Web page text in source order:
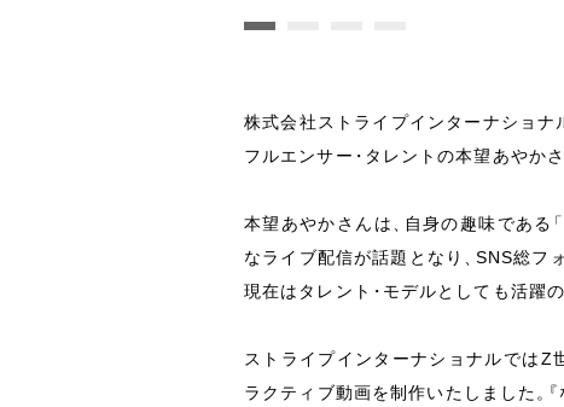
株式会社ストライプインターナショナ
フルエンサー・タレントの本望あやか
本望あやかさんは 、自身の趣味である「
なライブ配信が話題となり
、SNS総フ
現在はタレント ・モデルとしても活躍
ストライプインターナショナルではZ
ラクティブ動画を制作いたしました 。『